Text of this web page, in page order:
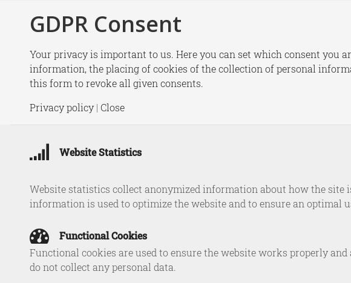
de
GDPR Consent
Your privacy is important to us. Here you can set which consent you
information, the placing of cookies of the collection of personal
this form to revoke all given consents.
Privacy policy | Close
Website Statistics
Website statistics collect anonymized information about how the site
information is used to optimize the website and to ensure an optimal
Functional Cookies
Functional cookies are used to ensure the website works properly
do not collect any personal data.